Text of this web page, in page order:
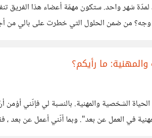
شهر واحد. ستكون مهمّة أعضاء هذا الفريق
وجه؟ من ضمن الحلول التي خطرت على بالي
ما رأيكم؟
الشخصية والمهنية. بالنسبة لي فإنّني
في العمل عن بعد". وبما أنّني أعمل عن بعد